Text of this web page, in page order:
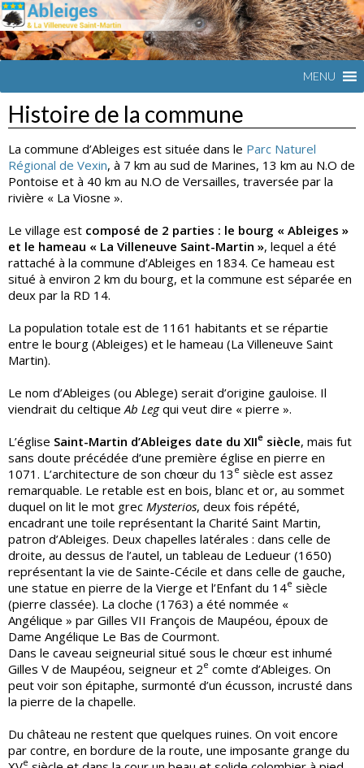
ABLEIGES
Commune
du Val
d'Oise
MENU
Histoire de la commune
La commune d’Ableiges est située dans le Parc Naturel
Régional de Vexin, à 7 km au sud de Marines, 13 km au N.O de
Pontoise et à 40 km au N.O de Versailles, traversée par la
rivière « La Viosne ».
Le village est composé de 2 parties : le bourg « Ableiges »
et le hameau « La Villeneuve Saint-Martin », lequel a été
rattaché à la commune d’Ableiges en 1834. Ce hameau est
situé à environ 2 km du bourg, et la commune est séparée en
deux par la RD 14.
La population totale est de 1161 habitants et se répartie
entre le bourg (Ableiges) et le hameau (La Villeneuve Saint
Martin).
Le nom d’Ableiges (ou Ablege) serait d’origine gauloise. Il
viendrait du celtique Ab Legqui veut dire « pierre ».
L’église Saint-Martin d’Ableiges date du XIIe siècle, mais fut
sans doute précédée d’une première église en pierre en
1071. L’architecture de son chœur du 13 e siècle est assez
remarquable. Le retable est en bois, blanc et or, au sommet
duquel on lit le mot grec Mysterios, deux fois répété,
encadrant une toile représentant la Charité Saint Martin,
patron d’Ableiges. Deux chapelles latérales : dans celle de
droite, au dessus de l’autel, un tableau de Ledueur (1650)
représentant la vie de Sainte-Cécile et dans celle de gauche,
une statue en pierre de la Vierge et l’Enfant du 14e siècle
(pierre classée). La cloche (1763) a été nommée «
Angélique » par Gilles VII François de Maupéou, époux de
Dame Angélique Le Bas de Courmont.
Dans le caveau seigneurial situé sous le chœur est inhumé
Gilles V de Maupéou, seigneur et 2e comte d’Ableiges. On
peut voir son épitaphe, surmonté d’un écusson, incrusté dans
la pierre de la chapelle.
Du château ne restent que quelques ruines. On voit encore
par contre, en bordure de la route, une imposante grange du
e